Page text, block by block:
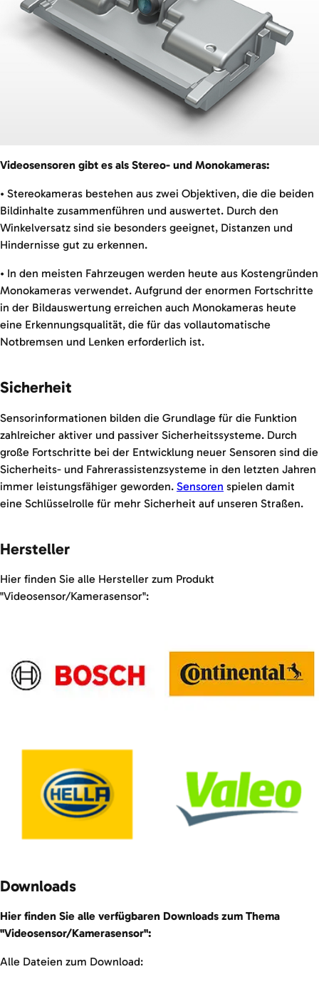
Videosensoren gibt es als Stereo- und Monokameras:
• Stereokameras bestehen aus zwei Objektiven, die die beiden
Bildinhalte zusammenführen und auswertet. Durch den
Winkelversatz sind sie besonders geeignet, Distanzen und
Hindernisse gut zu erkennen.
• In den meisten Fahrzeugen werden heute aus Kostengründen
Monokameras verwendet. Aufgrund der enormen Fortschritte
in der Bildauswertung erreichen auch Monokameras heute
eine Erkennungsqualität, die für das vollautomatische
Notbremsen und Lenken erforderlich ist.
Sicherheit
Sensorinformationen bilden die Grundlage für die Funktion
zahlreicher aktiver und passiver Sicherheitssysteme. Durch
große Fortschritte bei der Entwicklung neuer Sensoren sind die
Sicherheits- und Fahrerassistenzsysteme in den letzten Jahren
immer leistungsfähiger geworden. Sensoren spielen damit
eine Schlüsselrolle für mehr Sicherheit auf unseren Straßen.
Hersteller
Hier finden Sie alle Hersteller zum Produkt
"Videosensor/Kamerasensor":
Downloads
Hier finden Sie alle verfügbaren Downloads zum Thema
"Videosensor/Kamerasensor":
Alle Dateien zum Download: